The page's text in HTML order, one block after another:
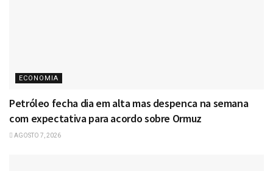
ECONOMIA
Petróleo fecha dia em alta mas despenca na semana
com expectativa para acordo sobre Ormuz
AGOSTO 7, 2026